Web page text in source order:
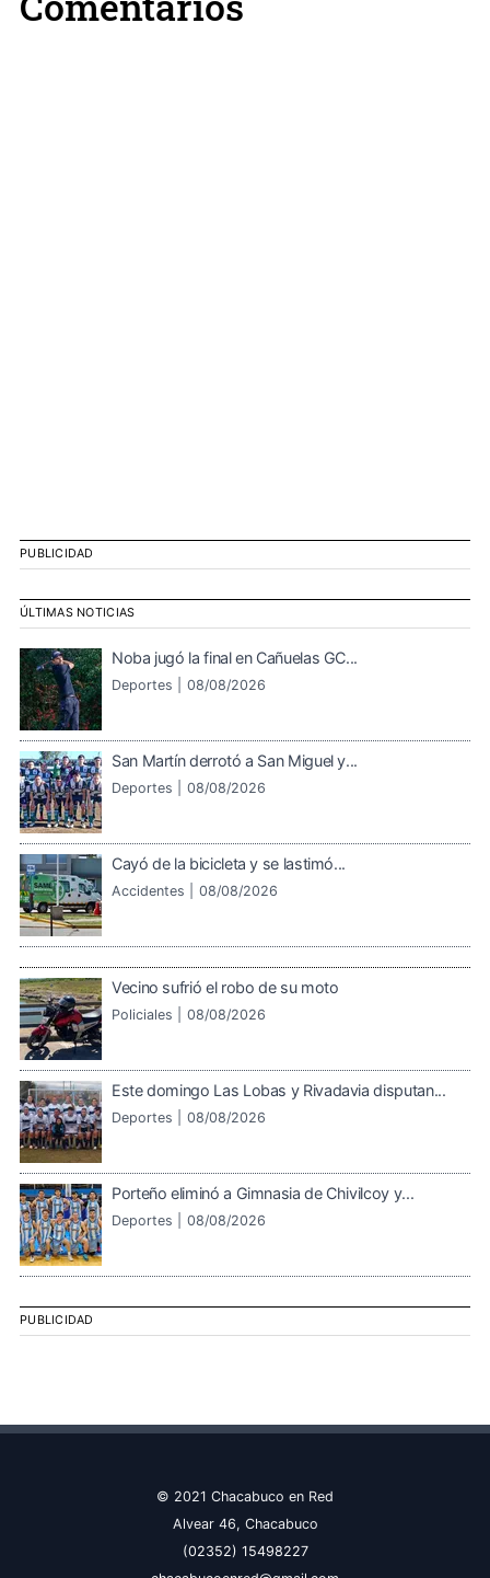
PUBLICIDAD
ÚLTIMAS NOTICIAS
Noba jugó la final en Cañuelas GC...
Deportes | 08/08/2026
San Martín derrotó a San Miguel y...
Deportes | 08/08/2026
Cayó de la bicicleta y se lastimó...
Accidentes | 08/08/2026
Vecino sufrió el robo de su moto
Policiales | 08/08/2026
Este domingo Las Lobas y Rivadavia disputan...
Deportes | 08/08/2026
Porteño eliminó a Gimnasia de Chivilcoy y...
Deportes | 08/08/2026
PUBLICIDAD
© 2021 Chacabuco en Red
Alvear 46, Chacabuco
(02352) 15498227